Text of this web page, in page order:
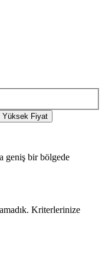
Yüksek Fiyat
geniş bir bölgede
Kriterlerinize